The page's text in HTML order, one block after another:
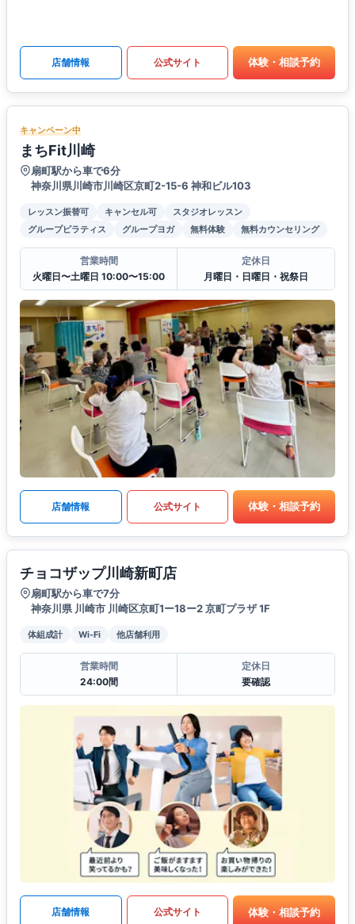
店舗情報 公式サイト 体験・相談予約
キャンペーン中
まちFit川崎
扇町駅から車で6分
神奈川県川崎市川崎区京町2-15-6 神和ビル103
レッスン振替可 キャンセル可
スタジオレッスン
グループピラティス
グループヨガ 無料体験 無料カウンセリング
営業時間
火曜日〜土曜日 10:00〜15:00
定休日
月曜日・日曜日・祝祭日
店舗情報 公式サイト 体験・相談予約
チョコザップ川崎新町店
扇町駅から車で7分
神奈川県 川崎市 川崎区京町1ー18ー2 京町プラザ 1F
体組成計 Wi-Fi 他店舗利用
営業時間
24:00間
定休日
要確認
店舗情報 公式サイト 体験・相談予約